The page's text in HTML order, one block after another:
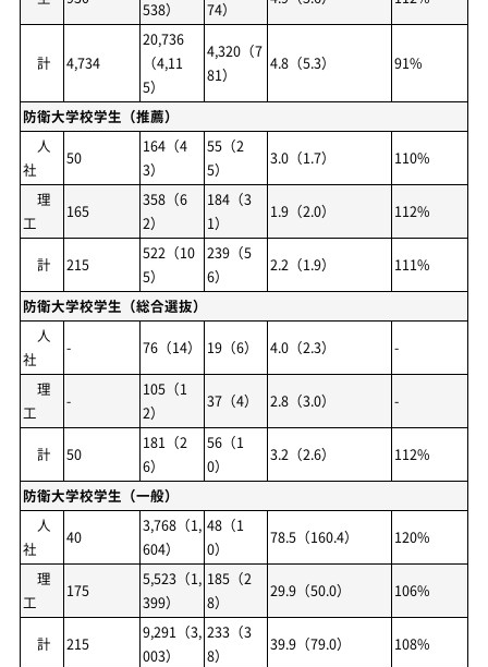
538） 74）
計 4,734
20,736
（4,11
5）
4,320（7
81）
4.8（5.3） 91%
防衛大学校学生（推薦）
人
社
50
164（4
3）
55（2
5）
3.0（1.7）
110%
理
工
165
358（6
2）
184（3
1）
1.9（2.0） 112%
計 215
522（10
5）
239（5
6）
2.2（1.9）
111%
防衛大学校学生（総合選抜）
人
社
- 76（14） 19（6） 4.0（2.3）
-
理
工
-
105（1
2）
37（4） 2.8（3.0） -
計 50
181（2
6）
56（1
0）
3.2（2.6）
112%
防衛大学校学生（一般）
人
社
40
3,768（1,
604）
48（1
0）
78.5（160.4）
120%
理
工
175
5,523（1,
399）
185（2
8）
29.9（50.0） 106%
計 215
9,291（3,
003）
233（3
8）
39.9（79.0）
108%